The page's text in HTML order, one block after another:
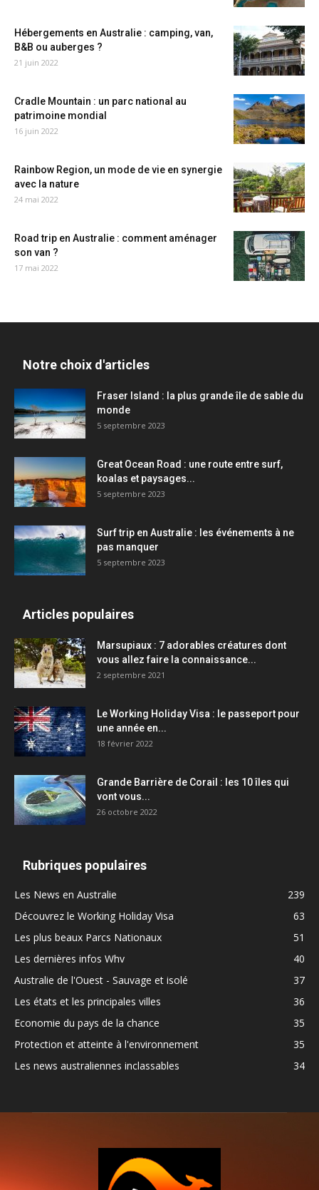
Hébergements en Australie : camping, van,
B&B ou auberges ?
21 juin 2022
Cradle Mountain : un parc national au
patrimoine mondial
16 juin 2022
Rainbow Region, un mode de vie en synergie
avec la nature
24 mai 2022
Road trip en Australie : comment aménager
son van ?
17 mai 2022
Notre choix d'articles
Fraser Island : la plus grande île de sable du
monde
5 septembre 2023
Great Ocean Road : une route entre surf,
koalas et paysages...
5 septembre 2023
Surf trip en Australie : les événements à ne
pas manquer
5 septembre 2023
Articles populaires
Marsupiaux : 7 adorables créatures dont
vous allez faire la connaissance...
2 septembre 2021
Le Working Holiday Visa : le passeport pour
une année en...
18 février 2022
Grande Barrière de Corail : les 10 îles qui
vont vous...
26 octobre 2022
Rubriques populaires
Les News en Australie
239
Découvrez le Working Holiday Visa
63
Les plus beaux Parcs Nationaux
51
Les dernières infos Whv
40
Australie de l'Ouest - Sauvage et isolé
37
Les états et les principales villes
36
Economie du pays de la chance
35
Protection et atteinte à l'environnement
35
Les news australiennes inclassables
34